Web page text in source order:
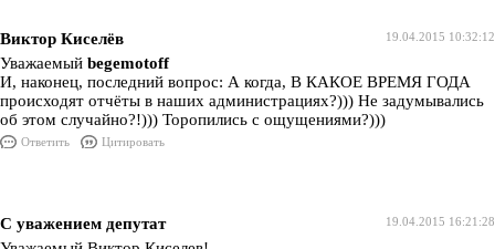
19.04.2015 10:32:12
Виктор Киселёв
Уважаемый begemotoff
И, наконец, последний вопрос: А когда, В КАКОЕ ВРЕМЯ ГОДА
происходят отчёты в наших администрациях?))) Не задумывались
об этом случайно?!))) Торопились с ощущениями?)))
Ответить Цитировать
19.04.2015 16:21:28
С уважением депутат